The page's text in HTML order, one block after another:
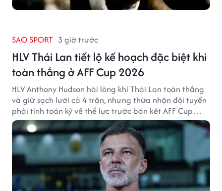
SAO SPORT 3 giờ trước
HLV Thái Lan tiết lộ kế hoạch đặc biệt khi
toàn thắng ở AFF Cup 2026
HLV Anthony Hudson hài lòng khi Thái Lan toàn thắng
và giữ sạch lưới cả 4 trận, nhưng thừa nhận đội tuyển
phải tính toán kỹ về thể lực trước bán kết AFF Cup
2026.